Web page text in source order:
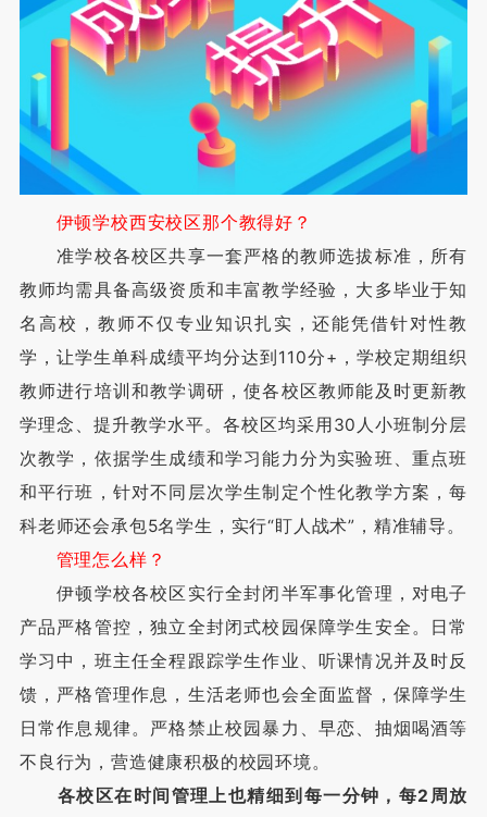
伊顿学校西安校区那个教得好？
准学校各校区共享一套严格的教师选拔标准，所有
教师均需具备高级资质和丰富教学经验，大多毕业于知
名高校，教师不仅专业知识扎实，还能凭借针对性教
学，让学生单科成绩平均分达到110分+，学校定期组织
教师进行培训和教学调研，使各校区教师能及时更新教
学理念、提升教学水平。各校区均采用30人小班制分层
次教学，依据学生成绩和学习能力分为实验班、重点班
和平行班，针对不同层次学生制定个性化教学方案，每
科老师还会承包5名学生，实行“盯人战术”，精准辅导。
管理怎么样？
伊顿学校各校区实行全封闭半军事化管理，对电子
产品严格管控，独立全封闭式校园保障学生安全。日常
学习中，班主任全程跟踪学生作业、听课情况并及时反
馈，严格管理作息，生活老师也会全面监督，保障学生
日常作息规律。严格禁止校园暴力、早恋、抽烟喝酒等
不良行为，营造健康积极的校园环境。
各校区在时间管理上也精细到每一分钟，每2周放